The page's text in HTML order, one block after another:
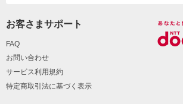
お客さまサポート
FAQ
お問い合わせ
サービス利用規約
特定商取引法に基づく表示